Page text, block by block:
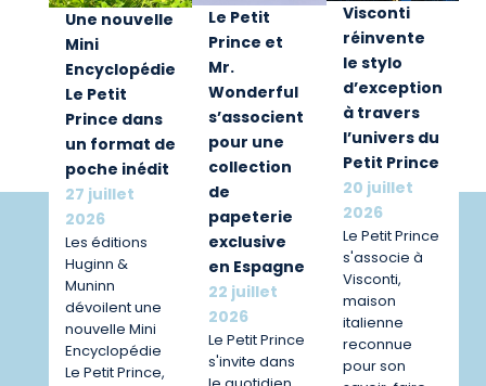
Une nouvelle
Mini
Encyclopédie
Le Petit
Prince dans
un format de
poche inédit
27 juillet
2026
Les éditions
Huginn &
Muninn
dévoilent une
nouvelle Mini
Encyclopédie
Le Petit Prince,
Le Petit
Prince et
Mr.
Wonderful
s’associent
pour une
collection
de
papeterie
exclusive
en Espagne
22 juillet
2026
Le Petit Prince
s'invite dans
Visconti
réinvente
le stylo
d’exception
à travers
l’univers du
Petit Prince
20 juillet
2026
Le Petit Prince
s'associe à
Visconti,
maison
italienne
reconnue
pour son